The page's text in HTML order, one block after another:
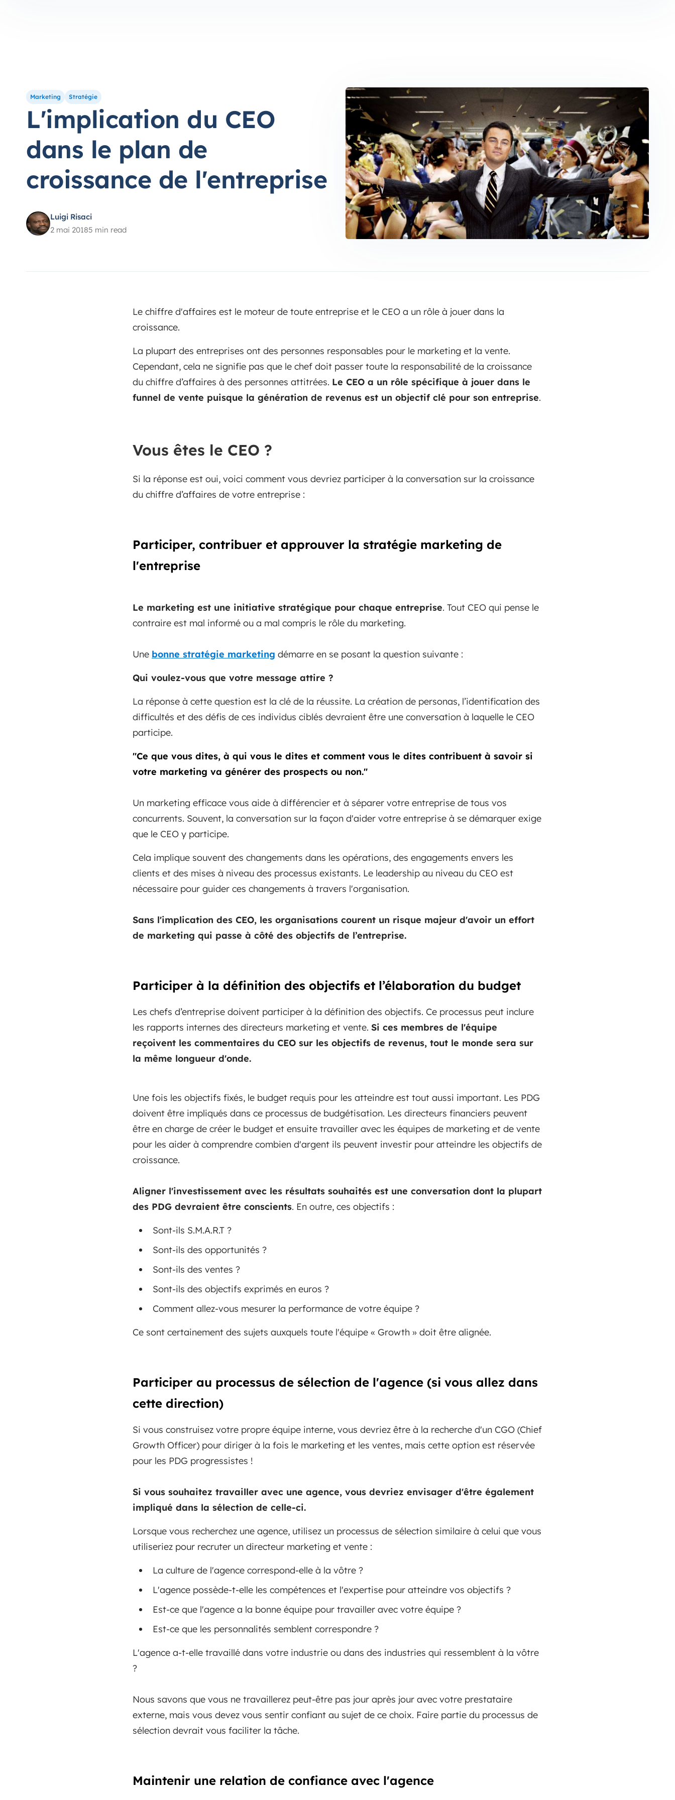
Marketing Stratégie
L'implication du CEO
dans le plan de
croissance de l'entreprise
Luigi Risaci
2 mai 20185 min read
Le chiffre d'affaires est le moteur de toute entreprise et le CEO a un rôle à jouer dans la
croissance.
La plupart des entreprises ont des personnes responsables pour le marketing et la vente.
Cependant, cela ne signifie pas que le chef doit passer toute la responsabilité de la croissance
du chiffre d’affaires à des personnes attitrées. Le CEO a un rôle spécifique à jouer dans le
funnel de vente puisque la génération de revenus est un objectif clé pour son entreprise.
Vous êtes le CEO ?
Si la réponse est oui, voici comment vous devriez participer à la conversation sur la croissance
du chiffre d’affaires de votre entreprise :
Participer, contribuer et approuver la stratégie marketing de
l'entreprise
Le marketing est une initiative stratégique pour chaque entreprise. Tout CEO qui pense le
contraire est mal informé ou a mal compris le rôle du marketing.
Une bonne stratégie marketing démarre en se posant la question suivante :
Qui voulez-vous que votre message attire ?
La réponse à cette question est la clé de la réussite. La création de personas, l’identification des
difficultés et des défis de ces individus ciblés devraient être une conversation à laquelle le CEO
participe.
"Ce que vous dites, à qui vous le dites et comment vous le dites contribuent à savoir si
votre marketing va générer des prospects ou non."
Un marketing efficace vous aide à différencier et à séparer votre entreprise de tous vos
concurrents. Souvent, la conversation sur la façon d'aider votre entreprise à se démarquer exige
que le CEO y participe.
Cela implique souvent des changements dans les opérations, des engagements envers les
clients et des mises à niveau des processus existants. Le leadership au niveau du CEO est
nécessaire pour guider ces changements à travers l'organisation.
Sans l'implication des CEO, les organisations courent un risque majeur d'avoir un effort
de marketing qui passe à côté des objectifs de l’entreprise.
Participer à la définition des objectifs et l’élaboration du budget
Les chefs d’entreprise doivent participer à la définition des objectifs. Ce processus peut inclure
les rapports internes des directeurs marketing et vente. Si ces membres de l'équipe
reçoivent les commentaires du CEO sur les objectifs de revenus, tout le monde sera sur
la même longueur d'onde.
Une fois les objectifs fixés, le budget requis pour les atteindre est tout aussi important. Les PDG
doivent être impliqués dans ce processus de budgétisation. Les directeurs financiers peuvent
être en charge de créer le budget et ensuite travailler avec les équipes de marketing et de vente
pour les aider à comprendre combien d'argent ils peuvent investir pour atteindre les objectifs de
croissance.
Aligner l'investissement avec les résultats souhaités est une conversation dont la plupart
des PDG devraient être conscients. En outre, ces objectifs :
Sont-ils S.M.A.R.T ?
Sont-ils des opportunités ?
Sont-ils des ventes ?
Sont-ils des objectifs exprimés en euros ?
Comment allez-vous mesurer la performance de votre équipe ?
Ce sont certainement des sujets auxquels toute l'équipe « Growth » doit être alignée.
Participer au processus de sélection de l'agence (si vous allez dans
cette direction)
Si vous construisez votre propre équipe interne, vous devriez être à la recherche d'un CGO (Chief
Growth Officer) pour diriger à la fois le marketing et les ventes, mais cette option est réservée
pour les PDG progressistes !
Si vous souhaitez travailler avec une agence, vous devriez envisager d'être également
impliqué dans la sélection de celle-ci.
Lorsque vous recherchez une agence, utilisez un processus de sélection similaire à celui que vous
utiliseriez pour recruter un directeur marketing et vente :
La culture de l'agence correspond-elle à la vôtre ?
L'agence possède-t-elle les compétences et l'expertise pour atteindre vos objectifs ?
Est-ce que l'agence a la bonne équipe pour travailler avec votre équipe ?
Est-ce que les personnalités semblent correspondre ?
L'agence a-t-elle travaillé dans votre industrie ou dans des industries qui ressemblent à la vôtre
?
Nous savons que vous ne travaillerez peut-être pas jour après jour avec votre prestataire
externe, mais vous devez vous sentir confiant au sujet de ce choix. Faire partie du processus de
sélection devrait vous faciliter la tâche.
Maintenir une relation de confiance avec l'agence